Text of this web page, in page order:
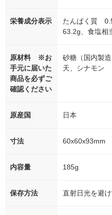
栄養成分表示
たんぱく質
63.2g、食塩
原材料 ※お
手元に届いた
商品を必ずご
確認ください
砂糖（国内製
天、シナモン
原産国 日本
寸法 60x60x93mm
内容量 185g
保存方法 直射日光を避